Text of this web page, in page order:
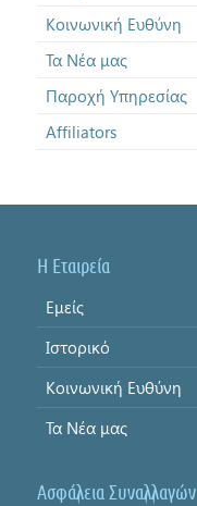
Κοινωνική Ευθύνη
Τα Νέα μας
Παροχή Υπηρεσίας
Affiliators
Η Εταιρεία
Εμείς
Ιστορικό
Κοινωνική Ευθύνη
Τα Νέα μας
Ασφάλεια Συναλλαγών